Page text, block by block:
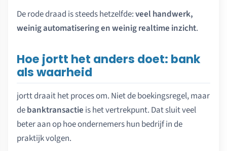
De rode draad is steeds hetzelfde:veel handwerk,
weinig automatisering en weinig realtime inzicht.
Hoe jortt het anders doet: bank
als waarheid
jortt draait het proces om. Niet de boekingsregel, maar
debanktransactie is het vertrekpunt. Dat sluit veel
beter aan op hoe ondernemers hun bedrijf in de
praktijk volgen.